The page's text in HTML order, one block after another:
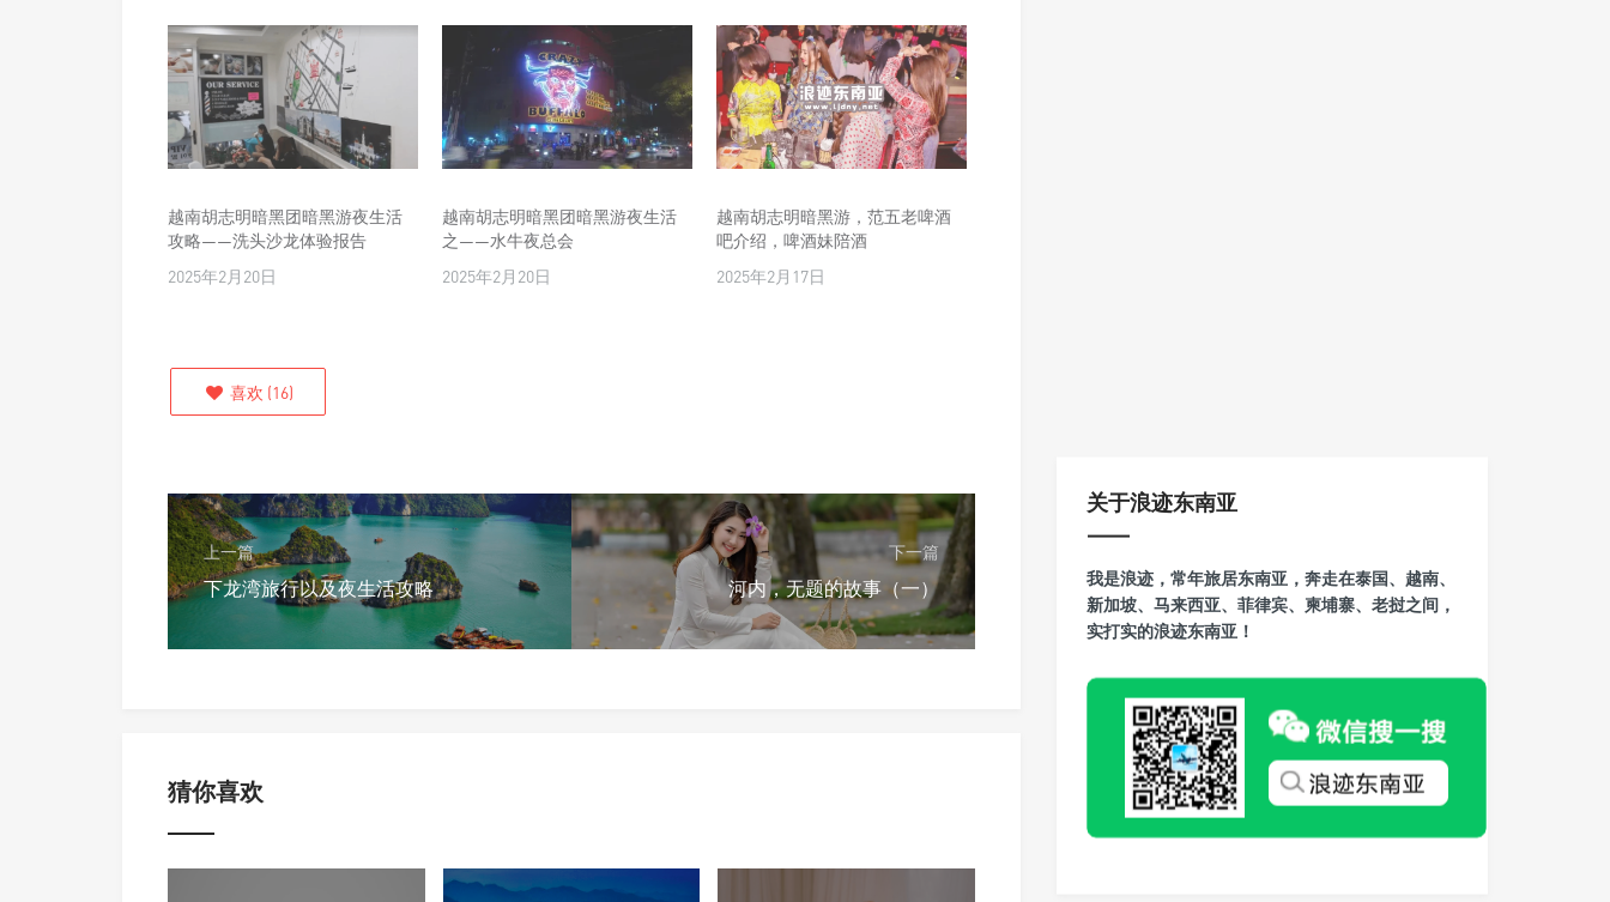
越南胡志明暗黑团暗黑游夜生活
攻略——洗头沙龙体验报告
2025年2月20日
越南胡志明暗黑团暗黑游夜生活
之——水牛夜总会
2025年2月20日
越南胡志明暗黑游，范五老啤酒
吧介绍，啤酒妹陪酒
2025年2月17日
喜欢 (16)
上一篇
下龙湾旅行以及夜生活攻略
下一篇
河内，无题的故事（一）
猜你喜欢
关于浪迹东南亚
我是浪迹，常年旅居东南亚，奔走在泰国、越南、
新加坡、马来西亚、菲律宾、柬埔寨、老挝之间，
实打实的浪迹东南亚！